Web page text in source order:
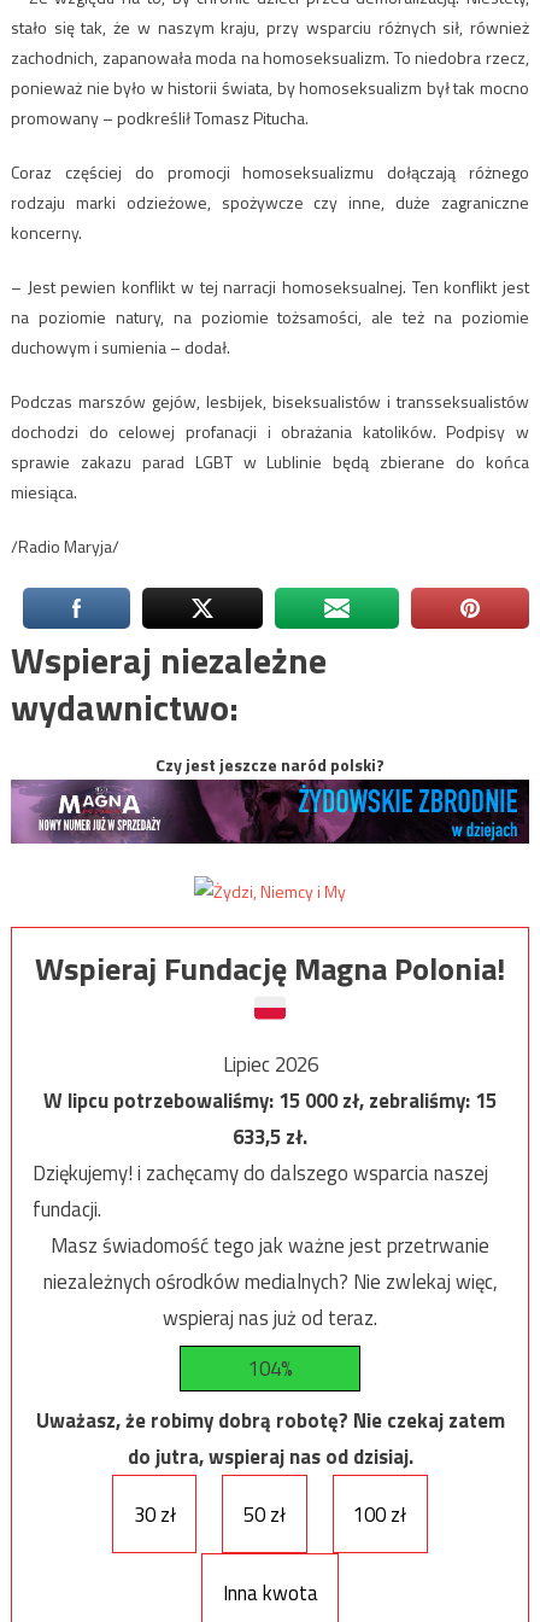
stało się tak, że w naszym kraju, przy wsparciu różnych sił, również
zachodnich, zapanowała moda na homoseksualizm. To niedobra rzecz,
ponieważ nie było w historii świata, by homoseksualizm był tak mocno
promowany – podkreślił Tomasz Pitucha.
Coraz częściej do promocji homoseksualizmu dołączają różnego
rodzaju marki odzieżowe, spożywcze czy inne, duże zagraniczne
koncerny.
– Jest pewien konflikt w tej narracji homoseksualnej. Ten konflikt jest
na poziomie natury, na poziomie tożsamości, ale też na poziomie
duchowym i sumienia – dodał.
Podczas marszów gejów, lesbijek, biseksualistów i transseksualistów
dochodzi do celowej profanacji i obrażania katolików. Podpisy w
sprawie zakazu parad LGBT w Lublinie będą zbierane do końca
miesiąca.
/Radio Maryja/
Wspieraj niezależne
wydawnictwo:
Czy jest jeszcze naród polski?
Wspieraj Fundację Magna Polonia!
Lipiec 2026
W lipcu potrzebowaliśmy:15 000zł, zebraliśmy:15
633,5zł.
Dziękujemy! i zachęcamy do dalszego wsparcia naszej
fundacji.
Masz świadomość tego jak ważne jest przetrwanie
niezależnych ośrodków medialnych? Nie zwlekaj więc,
wspieraj nas już od teraz.
104%
Uważasz, że robimy dobrą robotę? Nie czekaj zatem
do jutra, wspieraj nas od dzisiaj.
30 zł
50 zł 100 zł
Inna kwota